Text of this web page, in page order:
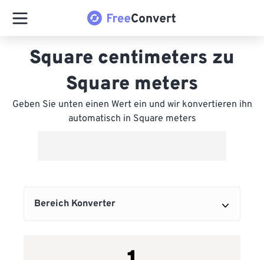
Square centimeters zu
Square meters
Geben Sie unten einen Wert ein und wir konvertieren ihn
automatisch in Square meters